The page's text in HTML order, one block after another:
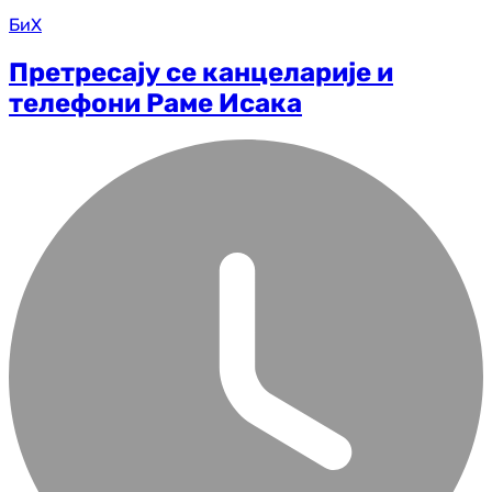
БиХ
Претресају се канцеларије и
телефони Раме Исака